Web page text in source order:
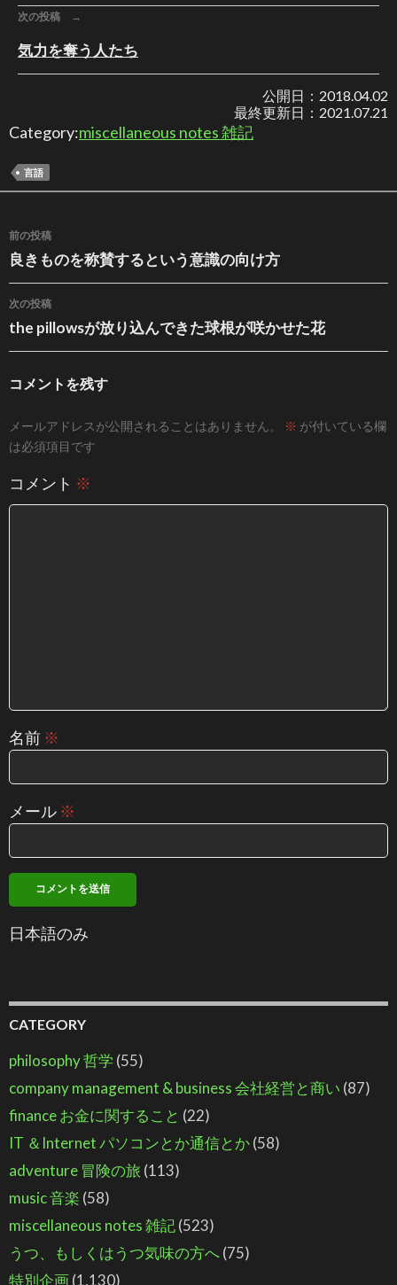
次の投稿 →
気力を奪う人たち
公開日： 2018.04.02
最終更新日： 2021.07.21
Category:miscellaneous notes 雑記
言語
投稿ナビゲーション
前の投稿
良きものを称賛するという意識の向け方
次の投稿
the pillowsが放り込んできた球根が咲かせた花
コメントを残す
メールアドレスが公開されることはありません。 ※ が付いている欄
は必須項目です
コメント ※
名前 ※
メール ※
日本語のみ
CATEGORY
philosophy 哲学 (55)
company management & business 会社経営と商い (87)
finance お金に関すること (22)
IT ＆Internet パソコンとか通信とか(58)
adventure 冒険の旅 (113)
music 音楽 (58)
miscellaneous notes 雑記(523)
うつ、もしくはうつ気味の方へ(75)
特別企画(1,130)